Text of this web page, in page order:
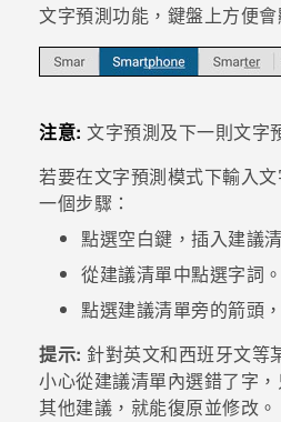
優惠專區
焦點訊息
銷售門市
支援服務
VIVELAND
文字預測功能，鍵盤上方便會
注意: 文字預測及下一則文字
若要在文字預測模式下輸入
一個步驟：
點選空白鍵，插入建議
從建議清單中點選字詞。
點選建議清單旁的箭頭
提示: 針對英文和西班牙文等
小心從建議清單內選錯了字
其他建議，就能復原並修改。